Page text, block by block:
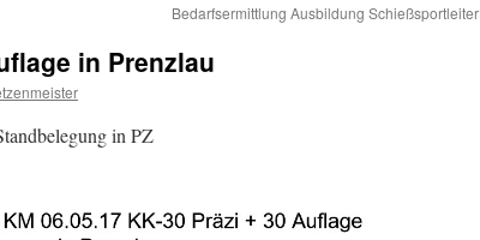
Bedarfsermittlung Ausbildung Schießsportleiter
in Prenzlau
in PZ